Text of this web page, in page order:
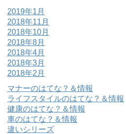
2019年1月
2018年11月
2018年10月
2018年8月
2018年4月
2018年3月
2018年2月
マナーのはてな？＆情報
ライフスタイルのはてな？＆情報
健康のはてな？＆情報
車のはてな？＆情報
違いシリーズ